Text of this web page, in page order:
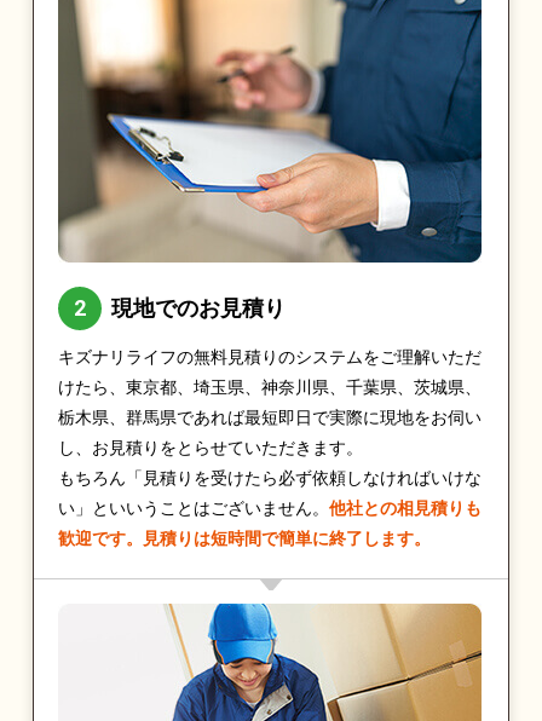
現地でのお見積り
キズナリライフの無料見積りのシステムをご理解いただ
けたら、東京都、埼玉県、神奈川県、千葉県、茨城県、
栃木県、群馬県であれば最短即日で実際に現地をお伺い
し、お見積りをとらせていただきます。
もちろん「見積りを受けたら必ず依頼しなければいけな
い」といいうことはございません。 他社との相見積りも
歓迎です。見積りは短時間で簡単に終了します。